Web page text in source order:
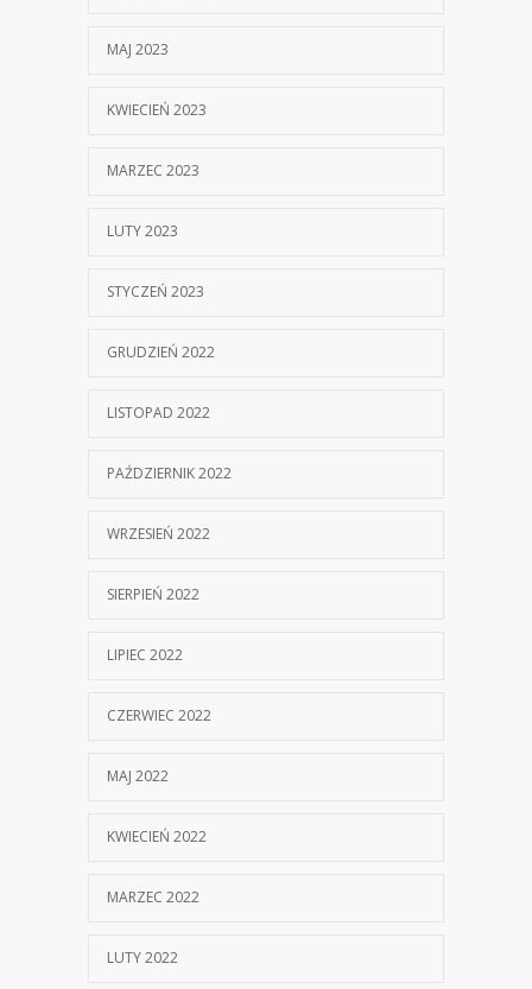
MAJ 2023
KWIECIEŃ 2023
MARZEC 2023
LUTY 2023
STYCZEŃ 2023
GRUDZIEŃ 2022
LISTOPAD 2022
PAŹDZIERNIK 2022
WRZESIEŃ 2022
SIERPIEŃ 2022
LIPIEC 2022
CZERWIEC 2022
MAJ 2022
KWIECIEŃ 2022
MARZEC 2022
LUTY 2022